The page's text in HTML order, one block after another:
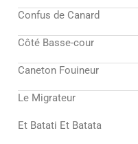
Confus de Canard
Côté Basse-cour
Caneton Fouineur
Le Migrateur
Et Batati Et Batata